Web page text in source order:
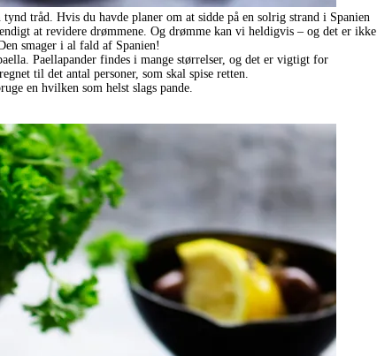
tråd. Hvis du havde planer om at sidde på en solrig strand i Spanien
at revidere drømmene. Og drømme kan vi heldigvis – og det er ikke
smager i al fald af Spanien!
Paellapander findes i mange størrelser, og det er vigtigt for
til det antal personer, som skal spise retten.
en hvilken som helst slags pande.